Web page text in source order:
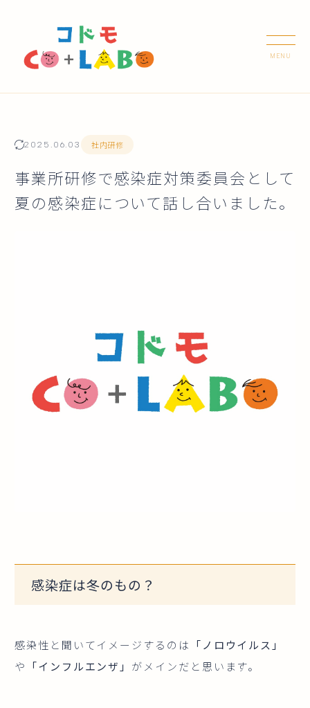
2025.06.03 社内研修
事業所研修で感染症対策委員会として
夏の感染症について話し合いました。
感染症は冬のもの？
感染性と聞いてイメージするのは 「ノロウイルス」
や 「インフルエンザ」 がメインだと思います。